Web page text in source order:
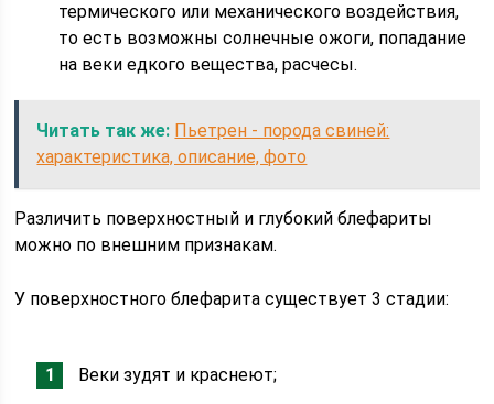
термического или механического воздействия,
то есть возможны солнечные ожоги, попадание
на веки едкого вещества, расчесы.
Читать так же: Пьетрен - порода свиней:
характеристика, описание, фото
Различить поверхностный и глубокий блефариты
можно по внешним признакам.
У поверхностного блефарита существует 3 стадии:
Веки зудят и краснеют;